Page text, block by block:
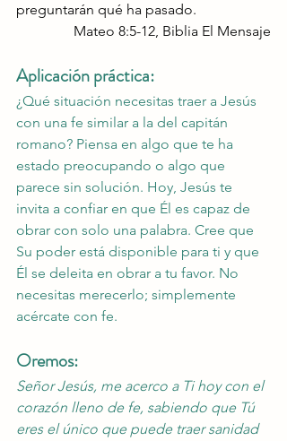
preguntarán qué ha pasado.
Mateo 8:5-12, Biblia El Mensaje
Aplicación práctica:
¿Qué situación necesitas traer a Jesús
con una fe similar a la del capitán
romano? Piensa en algo que te ha
estado preocupando o algo que
parece sin solución. Hoy, Jesús te
invita a confiar en que Él es capaz de
obrar con solo una palabra. Cree que
Su poder está disponible para ti y que
Él se deleita en obrar a tu favor. No
necesitas merecerlo; simplemente
acércate con fe.
Oremos:
Señor Jesús, me acerco a Ti hoy con el
corazón lleno de fe, sabiendo que Tú
eres el único que puede traer sanidad